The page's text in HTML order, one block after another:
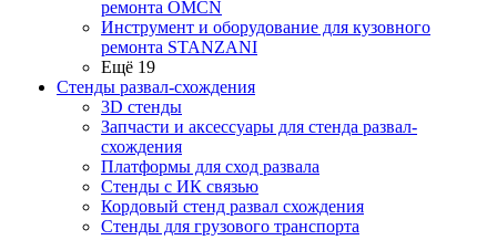
ремонта OMCN
Инструмент и оборудование для кузовного
ремонта STANZANI
Ещё 19
Стенды развал-схождения
3D стенды
Запчасти и аксессуары для стенда развал-
схождения
Платформы для сход развала
Стенды с ИК связью
Кордовый стенд развал схождения
Стенды для грузового транспорта